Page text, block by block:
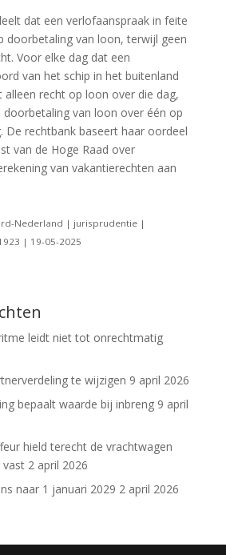
dat een verlofaanspraak in feite
doorbetaling van loon, terwijl geen
Voor elke dag dat een
van het schip in het buitenland
recht op loon over die dag,
van loon over één op
De rechtbank baseert haar oordeel
van de Hoge Raad over
van vakantierechten aan
Nederland | jurisprudentie |
| 19-05-2025
leidt niet tot onrechtmatig
te wijzigen 9 april 2026
bepaalt waarde bij inbreng 9 april
hield terecht de vrachtwagen
vast 2 april 2026
naar 1 januari 2029 2 april 2026